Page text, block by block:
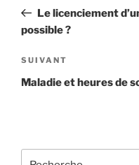
l’article
précédent
Le licenciement
possible ?
Article
suivant
SUIVANT
Maladie et heures de